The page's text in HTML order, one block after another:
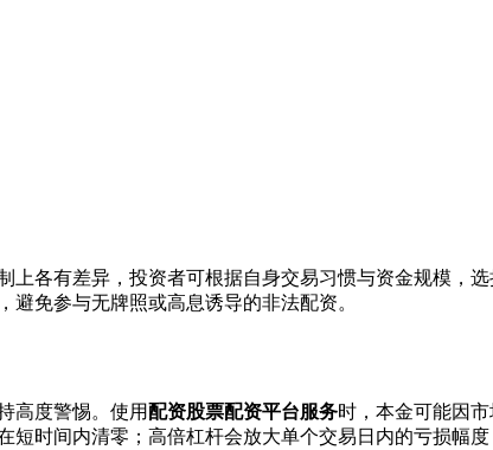
上各有差异，投资者可根据自身交易习惯与资金规模，
避免参与无牌照或高息诱导的非法配资。
高度警惕。使用 配资股票配资平台服务时，本金可能因
短时间内清零；高倍杠杆会放大单个交易日内的亏损幅